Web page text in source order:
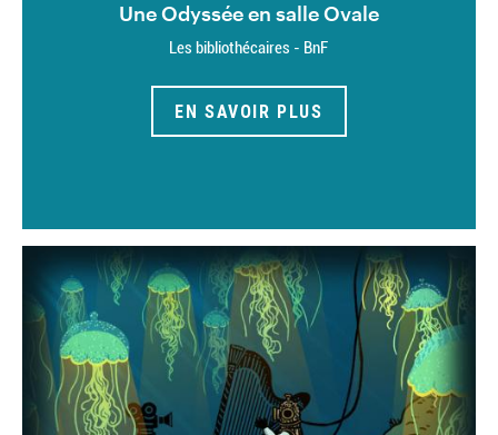
Une Odyssée en salle Ovale
Les bibliothécaires - BnF
EN SAVOIR PLUS